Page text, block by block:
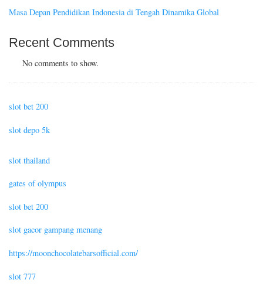
Masa Depan Pendidikan Indonesia di Tengah Dinamika Global
Recent Comments
No comments to show.
slot bet 200
slot depo 5k
slot thailand
gates of olympus
slot bet 200
slot gacor gampang menang
https://moonchocolatebarsofficial.com/
slot 777